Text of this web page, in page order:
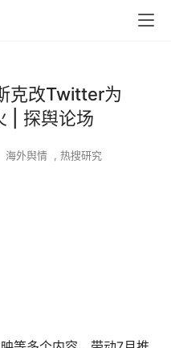
克改Twitter为
| 探舆论场
海外舆情 , 热搜研究